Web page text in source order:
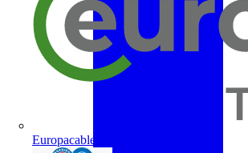
Europacable